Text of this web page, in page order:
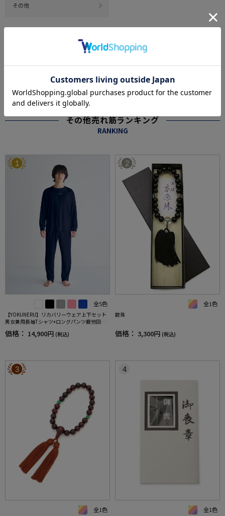
その他
#この商品に関するタグで探す
#一般医療機器認証 #疲労回復 #疲労解消
※クリックするとタグに関連した商品が表示されます。
その他売れ筋ランキング
RANKING
1
全5色
【YOKUNERU】リカバリーウェア上下セット
男女兼用長袖Tシャツ+ロングパンツ疲労回復
血行促進遠赤外線快眠NANOMIX(R)【一般医療
機器】SS～LLサイズ
価格： 14,900円 (税込)
2
全1色
数珠
価格： 3,300円 (税込)
3
全1色
4
全1色